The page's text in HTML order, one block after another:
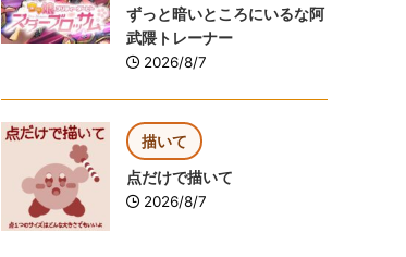
ずっと暗いところにいるな阿
武隈トレーナー
2026/8/7
描いて
点だけで描いて
2026/8/7